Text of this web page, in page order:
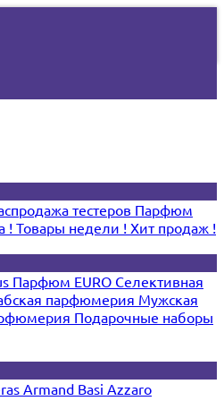
тестеров Парфюм
! Товары недели ! Хит продаж !
Парфюм EURO Селективная
парфюмерия Мужская
Подарочные наборы
Armand Basi Azzaro